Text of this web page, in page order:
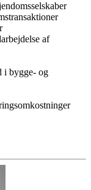
af
i bygge- og